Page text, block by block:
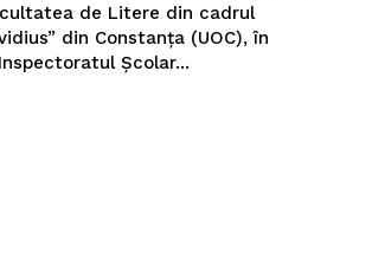
din Constanța (UOC), în
Școlar...